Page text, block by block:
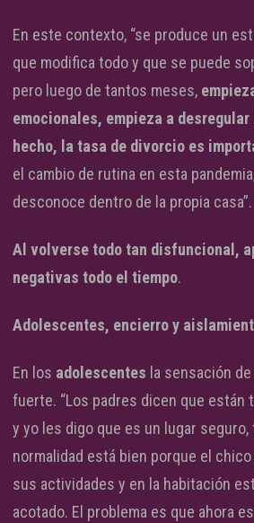
En este contexto, “se produce un
que modifica todo y que se puede
pero luego de tantos meses,
emocionales, empieza a
hecho, la tasa de divorcio es
el cambio de rutina en esta
desconoce dentro de la propia casa”.
Al volverse todo tan disfuncional,
negativas todo el tiempo.
Adolescentes, encierro y
En los adolescentes la sensación
fuerte. “Los padres dicen que están
y yo les digo que es un lugar
normalidad está bien porque el chico
sus actividades y en la habitación
acotado. El problema es que ahora